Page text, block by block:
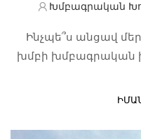
Խմբագրական
Ինչպե՞ս անցավ
խմբի խմբագրական